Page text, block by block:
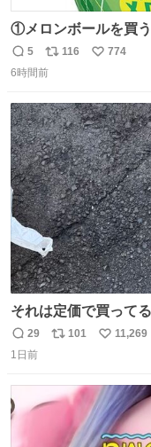
①メロンボールを買
わいい
返
信
5
リ
ポ
ト
数
116
い
数
774
6時間前
それは定価で買って
返
信
29
リ
ト
101
い
数
11,269
1日前